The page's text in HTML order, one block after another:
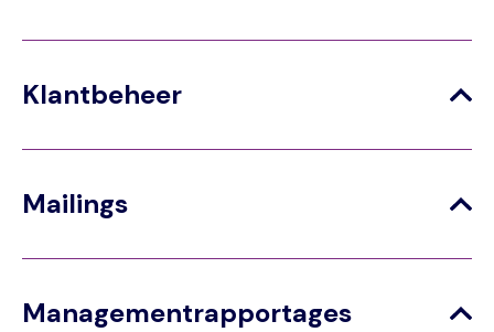
Klantbeheer
Mailings
Managementrapportages